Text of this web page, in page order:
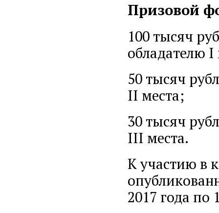
Призовой
100 тысяч
обладателю I
50 тысяч
II места;
30 тысяч
III места.
К участию в
2017 года по